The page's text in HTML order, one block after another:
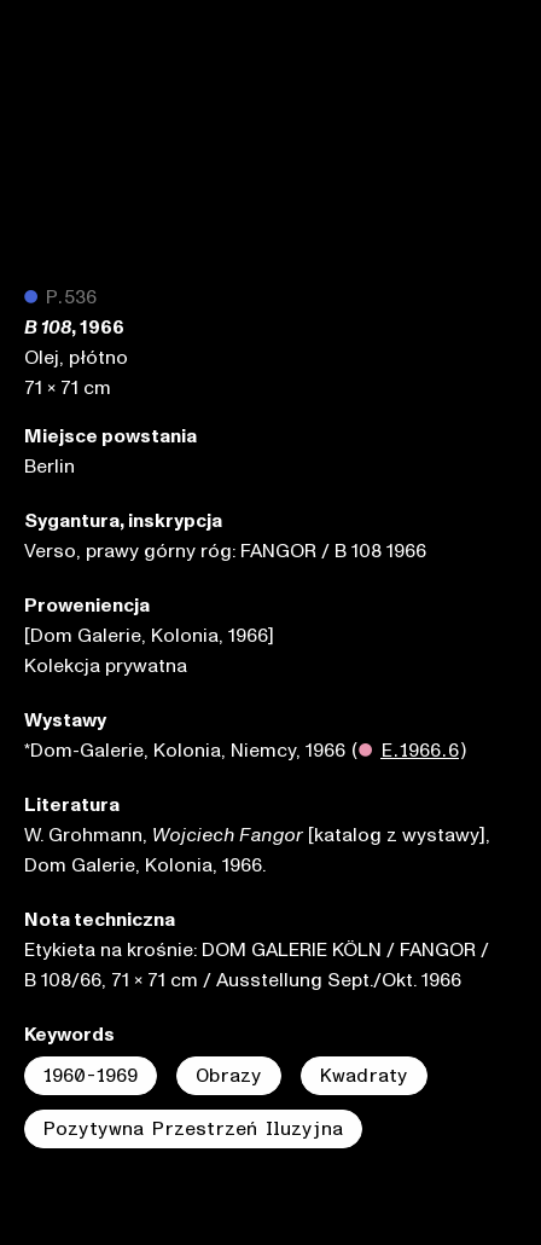
● P.536
B 108, 1966
Olej, płótno
71 x 71 cm
Miejsce powstania
Berlin
Keywords
1960-1969 Obrazy Kwadraty
Pozytywna Przestrzeń Iluzyjna
Sygantura, inskrypcja
Verso, prawy górny róg: FANGOR / B 108 1966
Proweniencja
[Dom Galerie, Kolonia, 1966]
Kolekcja prywatna
Wystawy
*Dom-Galerie, Kolonia, Niemcy, 1966 (● E.1966.6)
Literatura
W. Grohmann, Wojciech Fangor[katalog z wystawy],
Dom Galerie, Kolonia, 1966.
Nota techniczna
Etykieta na krośnie: DOM GALERIE KÖLN / FANGOR /
B 108/66, 71 x 71 cm / Ausstellung Sept./Okt. 1966